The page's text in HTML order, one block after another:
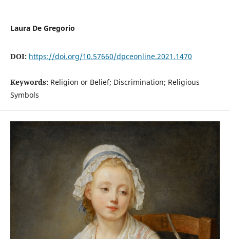
Laura De Gregorio
DOI: https://doi.org/10.57660/dpceonline.2021.1470
Keywords: Religion or Belief; Discrimination; Religious
Symbols